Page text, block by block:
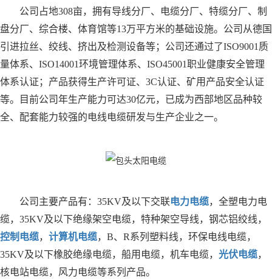
公司占地308亩，拥有导线分厂、电缆分厂、特缆分厂、制
盘分厂、综合楼、体育馆等13万平方米的基础设施。公司从德国
引进拉丝、绞线、挤出及检测设备等；公司还通过了ISO9001质
量体系、ISO14001环境管理体系、ISO45001职业健康安全管理
体系认证；产品获得生产许可证、3C认证、矿用产品安全认证
等。目前公司年生产能力可达30亿元，已成为西部地区品种较
全、配套能力较强的电线电缆研发与生产企业之一。
公司主要产品有：35KV及以下交联电力电缆，全塑电力电
缆，35KV及以下绝缘架空电缆，特种架空导线，钢芯铝绞线，
控制电缆， 计算机电缆，B、R系列塑料线，环保电线电缆，
35KV及以下橡胶绝缘电缆，船用电缆，机车电缆， 光伏电缆，
核电站电缆，风力电缆等系列产品。